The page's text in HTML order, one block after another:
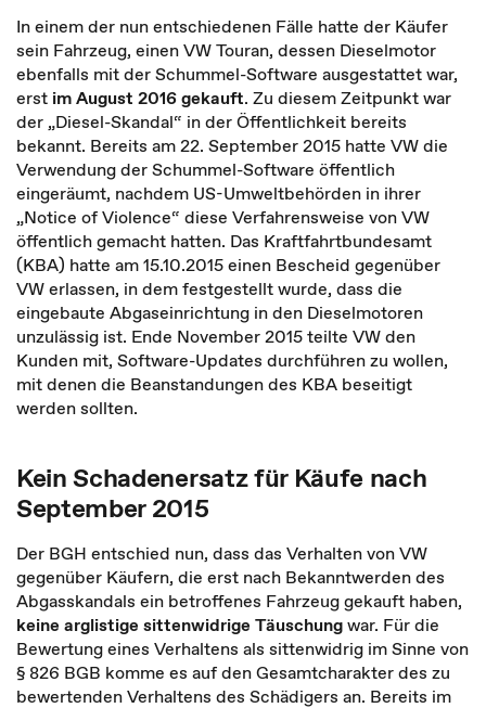
In einem der nun entschiedenen Fälle hatte der Käufer
sein Fahrzeug, einen VW Touran, dessen Dieselmotor
ebenfalls mit der Schummel-Software ausgestattet war,
erst im August 2016 gekauft. Zu diesem Zeitpunkt war
der „Diesel-Skandal“ in der Öffentlichkeit bereits
bekannt. Bereits am 22. September 2015 hatte VW die
Verwendung der Schummel-Software öffentlich
eingeräumt, nachdem US-Umweltbehörden in ihrer
„Notice of Violence“ diese Verfahrensweise von VW
öffentlich gemacht hatten. Das Kraftfahrtbundesamt
(KBA) hatte am 15.10.2015 einen Bescheid gegenüber
VW erlassen, in dem festgestellt wurde, dass die
eingebaute Abgaseinrichtung in den Dieselmotoren
unzulässig ist. Ende November 2015 teilte VW den
Kunden mit, Software-Updates durchführen zu wollen,
mit denen die Beanstandungen des KBA beseitigt
werden sollten.
Kein Schadenersatz für Käufe nach
September 2015
Der BGH entschied nun, dass das Verhalten von VW
gegenüber Käufern, die erst nach Bekanntwerden des
Abgasskandals ein betroffenes Fahrzeug gekauft haben,
keine arglistige sittenwidrige Täuschungwar. Für die
Bewertung eines Verhaltens als sittenwidrig im Sinne von
§ 826 BGB komme es auf den Gesamtcharakter des zu
bewertenden Verhaltens des Schädigers an. Bereits im